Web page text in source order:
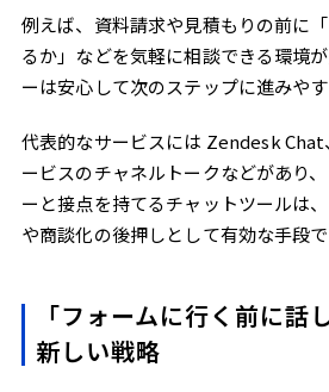
例えば、資料請求や見積もりの前に
るか」などを気軽に相談できる環境
ーは安心して次のステップに進みやす
代表的なサービスには Zendesk
ービスのチャネルトークなどがあり
ーと接点を持てるチャットツールは
や商談化の後押しとして有効な手段で
「フォームに行く前に話
新しい戦略